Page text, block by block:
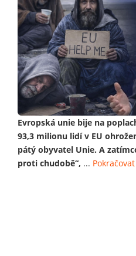
Evropská unie bije na
93,3 milionu lidí v EU
pátý obyvatel Unie. A
proti chudobě“, ...